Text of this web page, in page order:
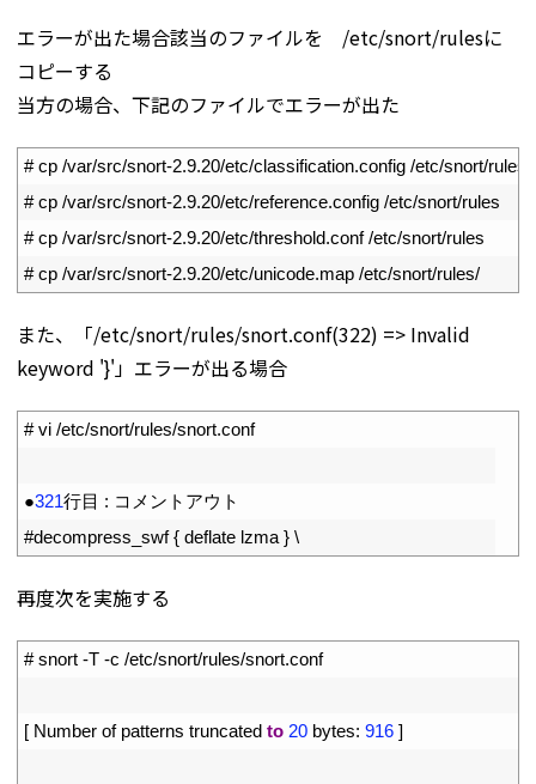
エラーが出た場合該当のファイルを /etc/snort/rulesに
コピーする
当方の場合、下記のファイルでエラーが出た
# cp /var/src/snort-2.9.20/etc/classification.config /etc/snort/rules
# cp /var/src/snort-2.9.20/etc/reference.config /etc/snort/rules
# cp /var/src/snort-2.9.20/etc/threshold.conf /etc/snort/rules
# cp /var/src/snort-2.9.20/etc/unicode.map /etc/snort/rules/
また、「/etc/snort/rules/snort.conf(322) => Invalid
keyword '}'」エラーが出る場合
# vi /etc/snort/rules/snort.conf
●321行目 : コメントアウト
#decompress_swf { deflate lzma } \
再度次を実施する
# snort -T -c /etc/snort/rules/snort.conf
[ Number of patterns truncated to 20 bytes: 916 ]